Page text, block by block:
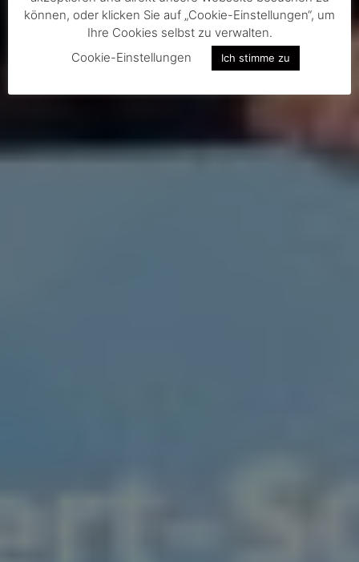
können, oder klicken Sie auf „Cookie-Einstellungen“, um
Ihre Cookies selbst zu verwalten.
Cookie-Einstellungen
Ich stimme zu